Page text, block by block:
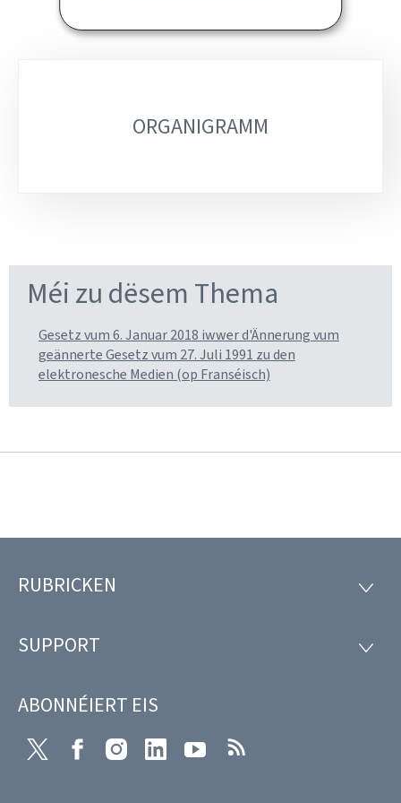
ORGANIGRAMM
Méi zu dësem Thema
Gesetz vum 6. Januar 2018 iwwer d'Ännerung vum
geännerte Gesetz vum 27. Juli 1991 zu den
elektronesche Medien (op Franséisch)
Fousszeil
RUBRICKEN
SUPPORT
ABONNÉIERT EIS
Twitter FacebookInstagramLinkedIn Youtube